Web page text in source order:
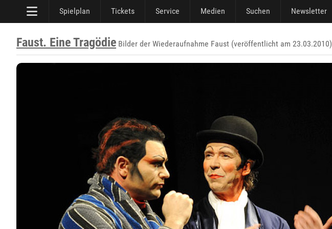
Spielplan Tickets Service Medien Suchen Newsletter
Faust. Eine Tragödie Bilder der Wiederaufnahme Faust (veröffentlicht am 23.03.2010)